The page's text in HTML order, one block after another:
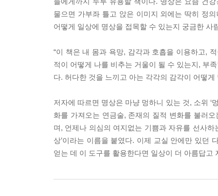
물으면 가부좌 틀고 앉은 이미지 외에는 딱히 정
어떻게 일상에 명상을 접목할 수 있는지 궁금한 사
“이 책은 내 몸과 욕망, 감각과 호흡을 이용하고,
적이 어떻게 나를 비추는 거울이 될 수 있는지, 부
다. 허다한 것을 느끼고 아는 각각의 감각이 어떻
저자에 따르면 명상은 마냥 멍하니 있는 것, 소위 ‘
화를 가져오는 연금술, 존재의 질적 변화를 불러
며, 언제나 의심의 여지없는 기쁨과 자유를 선사하
상’이라는 이름을 붙였다. 이제 교실 안에만 있던
얻는 데 이 도구를 활용한다면 일상이 더 아름답고